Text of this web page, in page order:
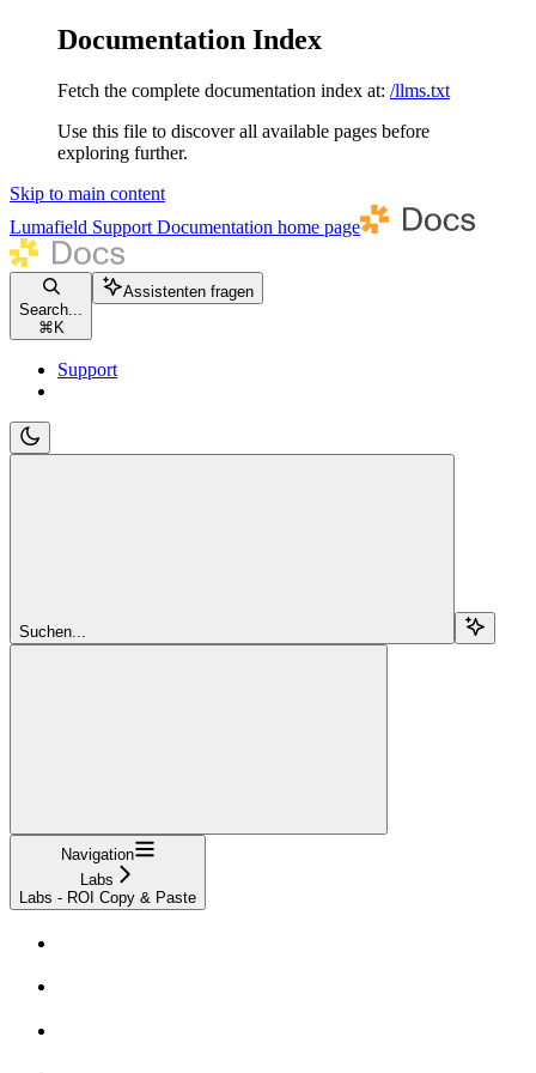
Documentation Index
Fetch the complete documentation index at: /llms.txt
Use this file to discover all available pages before
exploring further.
Skip to main content
Lumafield Support Documentation home page
Search...
⌘ K
Assistenten fragen
Support
Suchen...
Navigation
Labs
Labs - ROI Copy & Paste